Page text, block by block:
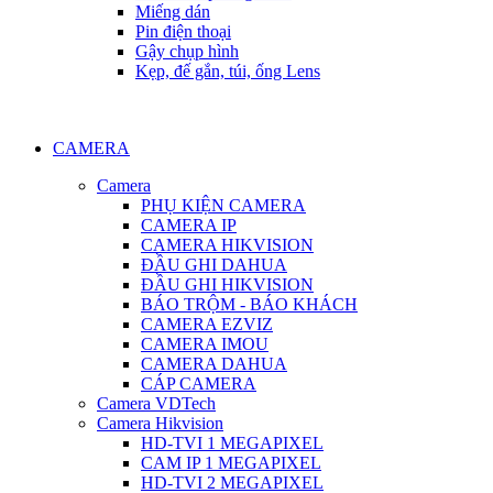
Miếng dán
Pin điện thoại
Gậy chụp hình
Kẹp, đế gắn, túi, ống Lens
CAMERA
Camera
PHỤ KIỆN CAMERA
CAMERA IP
CAMERA HIKVISION
ĐẦU GHI DAHUA
ĐẦU GHI HIKVISION
BÁO TRỘM - BÁO KHÁCH
CAMERA EZVIZ
CAMERA IMOU
CAMERA DAHUA
CÁP CAMERA
Camera VDTech
Camera Hikvision
HD-TVI 1 MEGAPIXEL
CAM IP 1 MEGAPIXEL
HD-TVI 2 MEGAPIXEL